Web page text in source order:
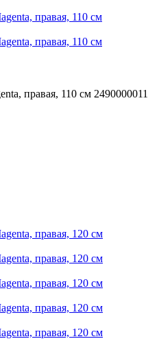
правая, 110 см 2490000011